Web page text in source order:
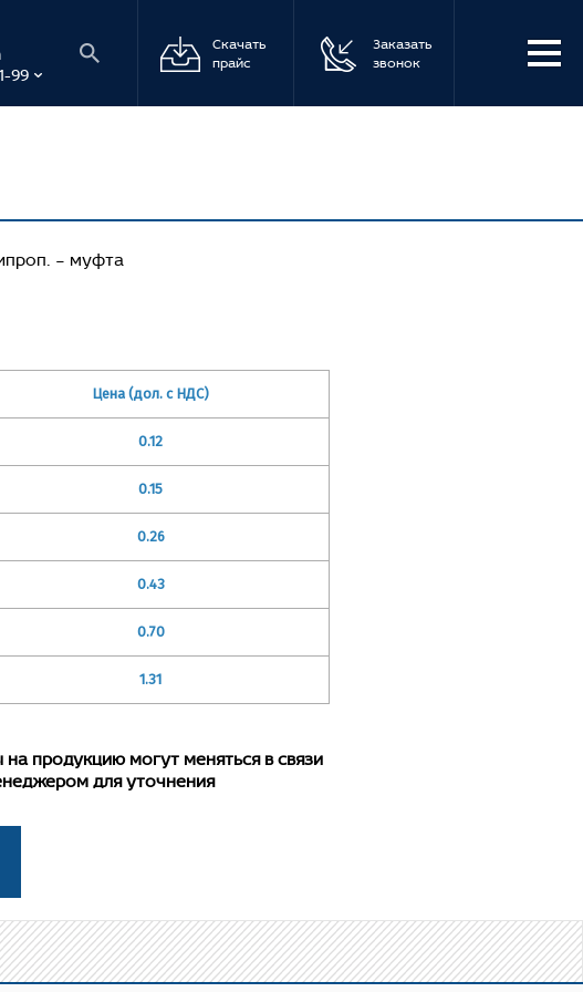
99
Скачать
прайс
Заказать
звонок
– муфта
Цена (дол. с НДС)
0.12
0.15
0.26
0.43
0.70
1.31
могут меняться в связи
для уточнения
из полипропилена методом